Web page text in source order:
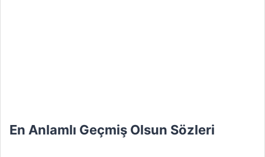
En Anlamlı Geçmiş Olsun Sözleri